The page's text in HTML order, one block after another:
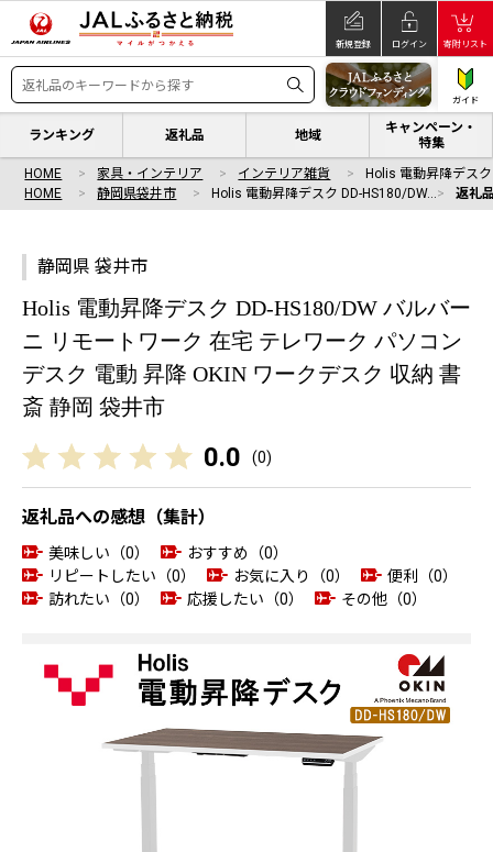
新規登録 ログイン 寄附リスト
ガイド
ランキング 返礼品 地域
キャンペーン・
特集
HOME 家具・インテリア インテリア雑貨
Holis 電動昇降デス
HOME
静岡県袋井市 Holis 電動昇降デスク DD-HS180/DW… 返礼
静岡県 袋井市
Holis 電動昇降デスク DD-HS180/DW バルバー
ニ リモートワーク 在宅 テレワーク パソコン
デスク 電動 昇降 OKIN ワークデスク 収納 書
斎 静岡 袋井市
0.0 (0)
返礼品への感想（集計）
美味しい（0）
おすすめ（0）
リピートしたい（0）
お気に入り（0）
便利（0）
訪れたい（0）
応援したい（0） その他（0）